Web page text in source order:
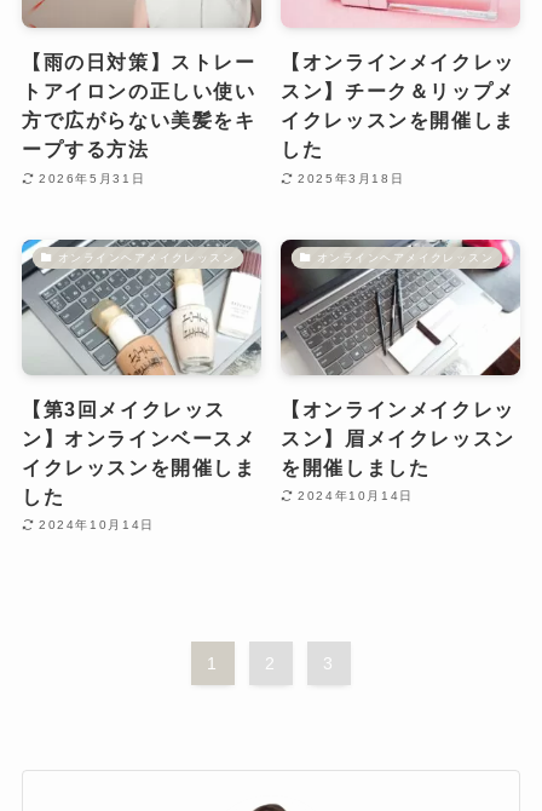
【雨の日対策】ストレー
トアイロンの正しい使い
方で広がらない美髪をキ
ープする方法
2026年5月31日
【オンラインメイクレッ
スン】チーク＆リップメ
イクレッスンを開催しま
した
2025年3月18日
オンラインヘアメイクレッスン
【第3回メイクレッス
ン】オンラインベースメ
イクレッスンを開催しま
した
2024年10月14日
オンラインヘアメイクレッスン
【オンラインメイクレッ
スン】眉メイクレッスン
を開催しました
2024年10月14日
1 2 3